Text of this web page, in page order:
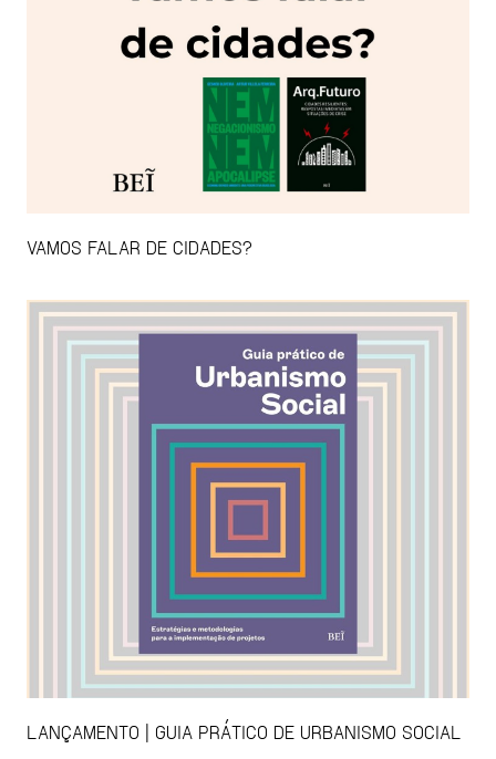
VAMOS FALAR DE CIDADES?
LANÇAMENTO | GUIA PRÁTICO DE URBANISMO SOCIAL